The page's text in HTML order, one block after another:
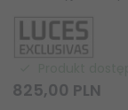
825,00 PLN